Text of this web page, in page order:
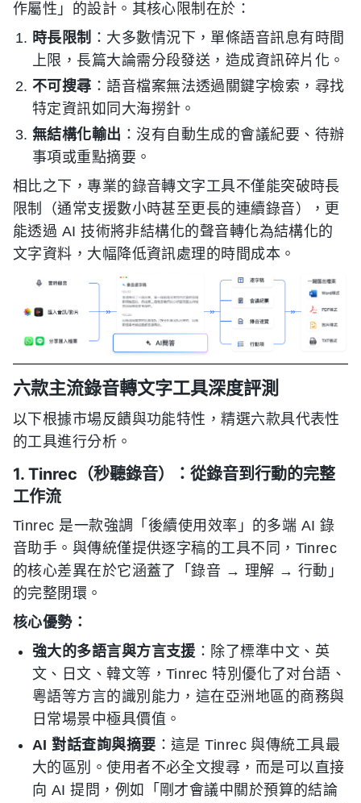
作屬性」的設計。其核心限制在於：
時長限制 ：大多數情況下，單條語音訊息有時間
上限，長篇大論需分段發送，造成資訊碎片化。
不可搜尋 ：語音檔案無法透過關鍵字檢索，尋找
特定資訊如同大海撈針。
無結構化輸出 ：沒有自動生成的會議紀要、待辦
事項或重點摘要。
相比之下，專業的錄音轉文字工具不僅能突破時長
限制（通常支援數小時甚至更長的連續錄音），更
能透過 AI 技術將非結構化的聲音轉化為結構化的
文字資料，大幅降低資訊處理的時間成本。
六款主流錄音轉文字工具深度評測
以下根據市場反饋與功能特性，精選六款具代表性
的工具進行分析。
1. Tinrec（秒聽錄音）：從錄音到行動的完整
工作流
Tinrec 是一款強調「後續使用效率」的多端 AI 錄
音助手。與傳統僅提供逐字稿的工具不同，Tinrec
的核心差異在於它涵蓋了「錄音 → 理解 → 行動」
的完整閉環。
核心優勢：
強大的多語言與方言支援 ：除了標準中文、英
文、日文、韓文等，Tinrec 特別優化了对台語、
粵語等方言的識別能力，這在亞洲地區的商務與
日常場景中極具價值。
AI 對話查詢與摘要 ：這是 Tinrec 與傳統工具最
大的區別。使用者不必全文搜尋，而是可以直接
向 AI 提問，例如「剛才會議中關於預算的結論